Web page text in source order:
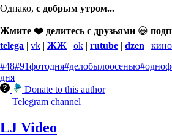
Однако, с добрым утром...
Жмите ❤️ делитесь с друзьями 😃
telega | vk | ЖЖ | ok | rutube | dzen |
#48#91фотодня#делобылоосенью
дня
Donate to this author
Telegram channel
LJ Video